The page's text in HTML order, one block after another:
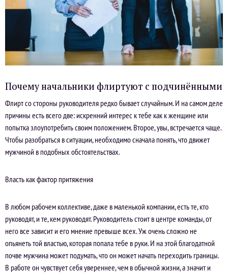
Почему начальники флиртуют с подчинёнными
Флирт со стороны руководителя редко бывает случайным. И на самом деле
причины есть всего две: искренний интерес к тебе как к женщине или
попытка злоупотребить своим положением. Второе, увы, встречается чаще.
Чтобы разобраться в ситуации, необходимо сначала понять, что движет
мужчиной в подобных обстоятельствах.
Власть как фактор притяжения
В любом рабочем коллективе, даже в маленькой компании, есть те, кто
руководят, и те, кем руководят. Руководитель стоит в центре команды, от
него все зависит и его мнение превыше всех. Уж очень сложно не
опьянеть той властью, которая попала тебе в руки. И на этой благодатной
почве мужчина может подумать, что он может начать переходить границы.
В работе он чувствует себя увереннее, чем в обычной жизни, а значит и